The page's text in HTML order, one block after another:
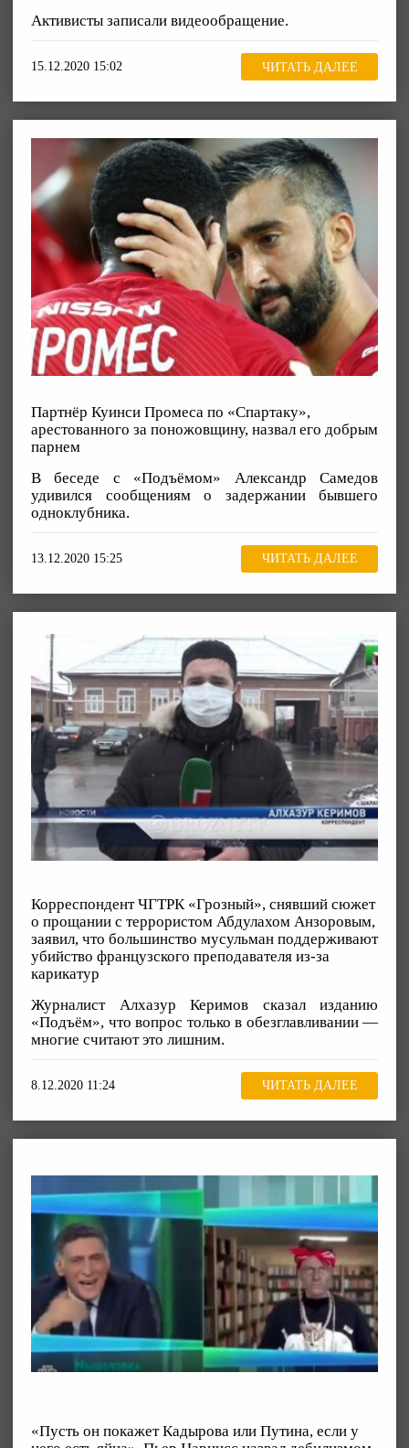
Активисты записали видеообращение.
15.12.2020 15:02 ЧИТАТЬ ДАЛЕЕ
Партнёр Куинси Промеса по «Спартаку»,
арестованного за поножовщину, назвал его добрым
парнем
В беседе с «Подъёмом» Александр Самедов
удивился сообщениям о задержании бывшего
одноклубника.
13.12.2020 15:25 ЧИТАТЬ ДАЛЕЕ
Корреспондент ЧГТРК «Грозный», снявший сюжет
о прощании с террористом Абдулахом Анзоровым,
заявил, что большинство мусульман поддерживают
убийство французского преподавателя из-за
карикатур
Журналист Алхазур Керимов сказал изданию
«Подъём», что вопрос только в обезглавливании —
многие считают это лишним.
8.12.2020 11:24 ЧИТАТЬ ДАЛЕЕ
«Пусть он покажет Кадырова или Путина, если у